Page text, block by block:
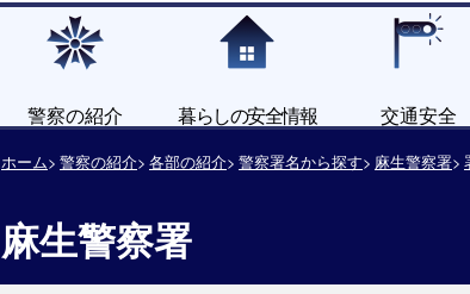
警察の紹介 暮らしの安全情報 交通安全
ホーム 警察の紹介 各部の紹介 警察署名から探す 麻生警察署
麻生警察署